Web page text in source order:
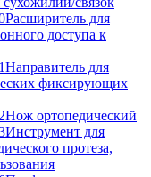
Расширитель для
доступа к
Направитель для
фиксирующих
Нож ортопедический
Инструмент для
протеза,